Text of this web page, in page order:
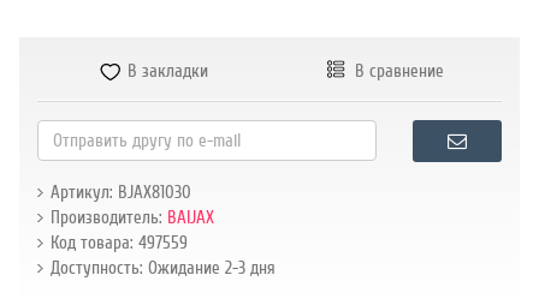
В закладки В сравнение
Артикул: BJAX81030
Производитель: BAIJAX
Код товара: 497559
Доступность: Ожидание 2-3 дня